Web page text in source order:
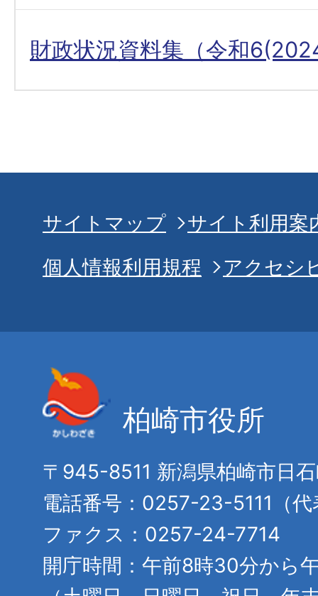
財政状況資料集（令和
サイトマップ
サイト利用案
個人情報利用規程
アクセシ
柏崎市役所
〒945-8511 新潟県柏崎市日
電話番号：0257-23-5111（代
ファクス：0257-24-7714
開庁時間：午前8時30分から